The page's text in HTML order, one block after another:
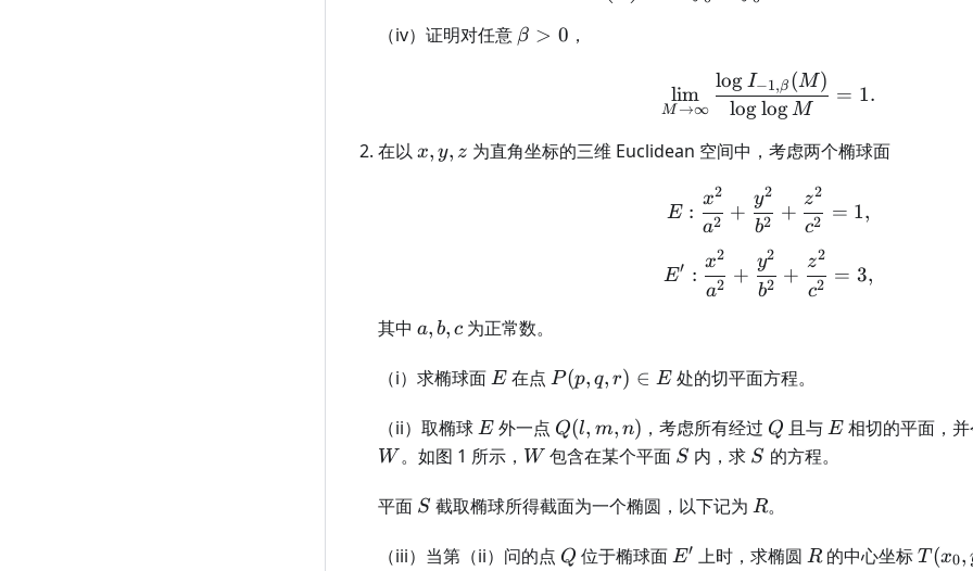
（iv）证明对任意 \beta>0
β > 0 ，
\lim_{M\to\infty}
M →∞
lim
loglogM
log I−1,β (M)
= 1.
在以 x,y,z
x, y, z 为直角坐标的三维 Euclidean 空间中，考虑两个椭球面
E :
a2
x2
+
b2
y2
+
c2
z2
= 1,
E′ :
a2
x2
+
b2
y2
+
c2
z2
= 3,
其中 a,b,c
a, b, c 为正常数。
（i）求椭球面 E
E 在点P(p,q,r)\in
P(p, q, r) ∈ E 处的切平面方程。
（ii）取椭球 E
E 外一点 Q(l,m,n)
Q(l, m, n) ，考虑所有经过 Q
Q 且与 E
E 相切的平面，
W 。如图 1 所示， W
W 包含在某个平面 S
S 内，求 S
S 的方程。
平面 S
S 截取椭球所得截面为一个椭圆，以下记为R
R。
（iii）当第（ii）问的点 Q
Q 位于椭球面 E'
E′ 上时，求椭圆R
R的中心坐标T(x0,